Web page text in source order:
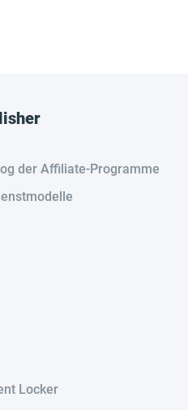
der Affiliate-Programme
Locker